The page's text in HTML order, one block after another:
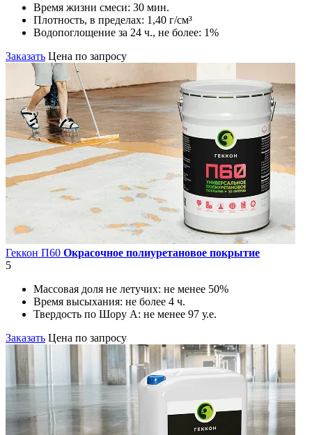
Время жизни смеси: 30 мин.
Плотность, в пределах: 1,40 г/см³
Водопоглощение за 24 ч., не более: 1%
Заказать Цена по запросу
Геккон П60 Окрасочное полиуретановое покрытие
5
Массовая доля не летучих: не менее 50%
Время высыхания: не более 4 ч.
Твердость по Шору А: не менее 97 у.е.
Заказать Цена по запросу